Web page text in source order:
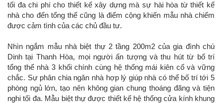
tối đa chi phí cho thiết kế xây dựng mà sự hài hòa từ thiết kế
nhà cho đến tổng thể cũng là điểm cộng khiến mẫu nhà chiếm
được cảm tình của các chủ đầu tư.
Nhìn ngắm mẫu nhà biệt thự 2 tầng 200m2 của gia đình chú
Dinh tại Thanh Hòa, mọi người ấn tượng và thu hút từ bố trí
tổng thể nhà 3 khối chính cùng hệ thống mái kiên cố và vững
chắc. Sự phân chia ngăn nhà hợp lý giúp nhà có thể bố trí tới 5
phòng ngủ lớn, tạo nên không gian chung thoáng đãng và tiện
nghi tối đa. Mẫu biệt thự được thiết kế hệ thống cửa kính khung